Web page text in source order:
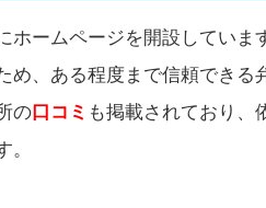
ホームページを開設していま
め、ある程度まで信頼できる
の口コミ も掲載されており、